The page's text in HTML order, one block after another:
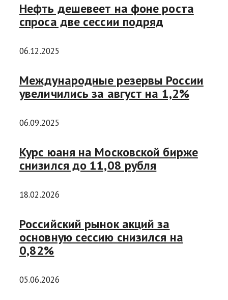
Нефть дешевеет на фоне роста
спроса две сессии подряд
06.12.2025
Международные резервы России
увеличились за август на 1,2%
06.09.2025
Курс юаня на Московской бирже
снизился до 11,08 рубля
18.02.2026
Российский рынок акций за
основную сессию снизился на
0,82%
05.06.2026